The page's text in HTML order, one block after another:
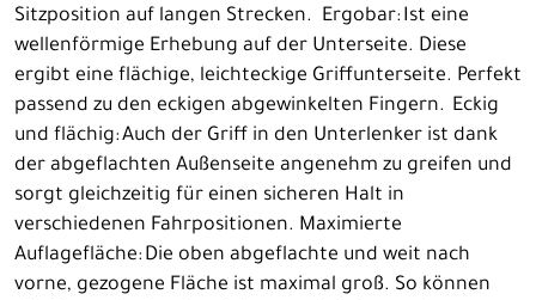
Sitzposition auf langen Strecken. Ergobar: Ist eine
wellenförmige Erhebung auf der Unterseite. Diese
ergibt eine flächige, leichteckige Griffunterseite. Perfekt
passend zu den eckigen abgewinkelten Fingern. Eckig
und flächig: Auch der Griff in den Unterlenker ist dank
der abgeflachten Außenseite angenehm zu greifen und
sorgt gleichzeitig für einen sicheren Halt in
verschiedenen Fahrpositionen. Maximierte
Auflagefläche: Die oben abgeflachte und weit nach
vorne, gezogene Fläche ist maximal groß. So können